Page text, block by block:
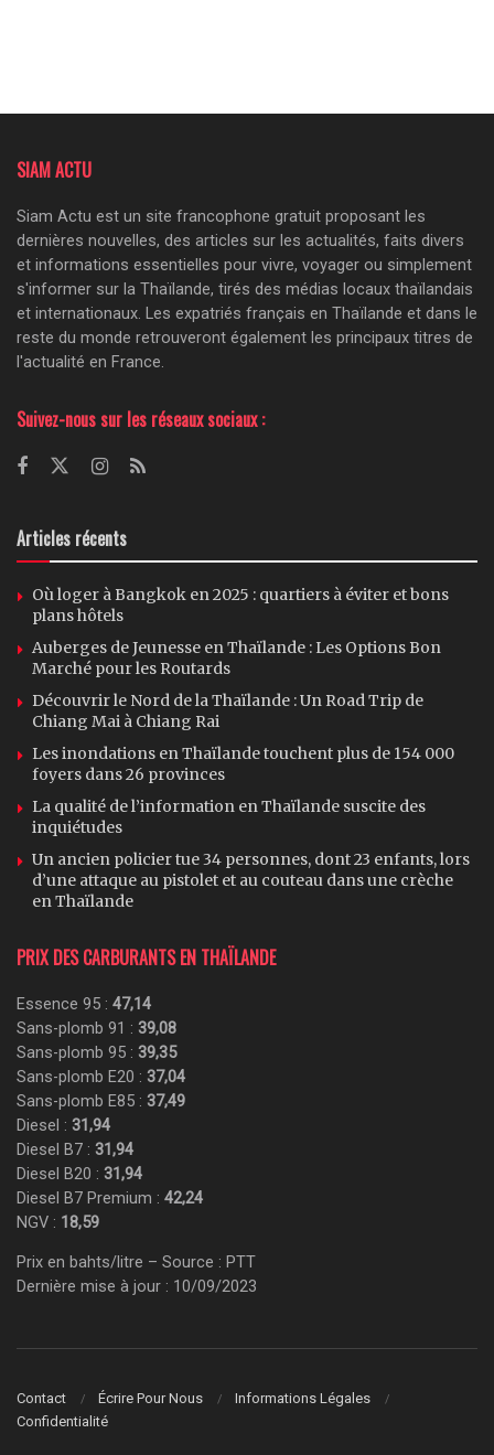
SIAM ACTU
Siam Actu est un site francophone gratuit proposant les
dernières nouvelles, des articles sur les actualités, faits divers
et informations essentielles pour vivre, voyager ou simplement
s'informer sur la Thaïlande, tirés des médias locaux thaïlandais
et internationaux. Les expatriés français en Thaïlande et dans le
reste du monde retrouveront également les principaux titres de
l'actualité en France.
Suivez-nous sur les réseaux sociaux :
Articles récents
Où loger à Bangkok en 2025 : quartiers à éviter et bons
plans hôtels
Auberges de Jeunesse en Thaïlande : Les Options Bon
Marché pour les Routards
Découvrir le Nord de la Thaïlande : Un Road Trip de
Chiang Mai à Chiang Rai
Les inondations en Thaïlande touchent plus de 154 000
foyers dans 26 provinces
La qualité de l’information en Thaïlande suscite des
inquiétudes
Un ancien policier tue 34 personnes, dont 23 enfants, lors
d’une attaque au pistolet et au couteau dans une crèche
en Thaïlande
PRIX DES CARBURANTS EN THAÏLANDE
Essence 95 : 47,14
Sans-plomb 91 : 39,08
Sans-plomb 95 : 39,35
Sans-plomb E20 : 37,04
Sans-plomb E85 : 37,49
Diesel : 31,94
Diesel B7 : 31,94
Diesel B20 : 31,94
Diesel B7 Premium : 42,24
NGV : 18,59
Prix en bahts/litre – Source : PTT
Dernière mise à jour : 10/09/2023
Contact Écrire Pour Nous
Informations Légales
Confidentialité